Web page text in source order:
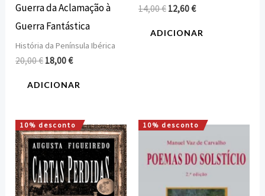
Guerra da Aclamação à
Guerra Fantástica
História da Península Ibérica
20,00€ 18,00€
ADICIONAR
14,00€ 12,60€
ADICIONAR
10% desconto
O
preço
original
era:
16,00 €.
O
preço
atual
é:
14,40 €.
10% desconto
O
preço
original
era:
16,00 €.
O
preço
atual
é:
14,40 €.